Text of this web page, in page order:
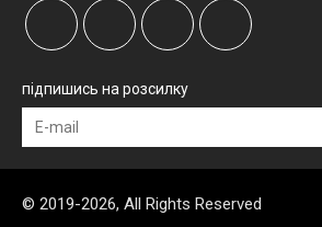
підпишись на розсилку
© 2019-2026, All Rights Reserved